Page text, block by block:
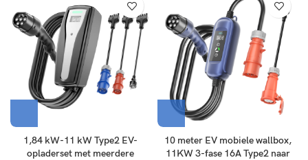
1,84 kW-11 kW Type2 EV-
opladerset met meerdere
10 meter EV mobiele wallbox,
11KW 3-fase 16A Type2 naar